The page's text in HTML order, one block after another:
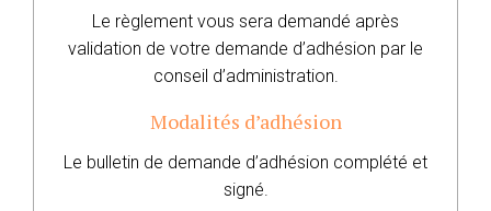
Le règlement vous sera demandé après
validation de votre demande d’adhésion par le
conseil d’administration.
Modalités d’adhésion
Le bulletin de demande d’adhésion complété et
signé.